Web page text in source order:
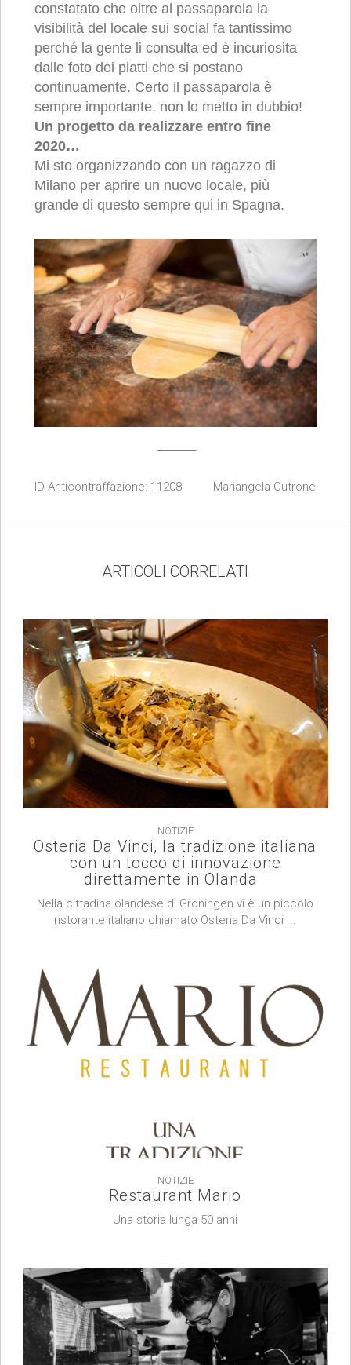
constatato che oltre al passaparola la
visibilità del locale sui social fa tantissimo
perché la gente li consulta ed è incuriosita
dalle foto dei piatti che si postano
continuamente. Certo il passaparola è
sempre importante, non lo metto in dubbio!
Un progetto da realizzare entro fine
2020…
Mi sto organizzando con un ragazzo di
Milano per aprire un nuovo locale, più
grande di questo sempre qui in Spagna.
ID Anticontraffazione: 11208 Mariangela Cutrone
ARTICOLI CORRELATI
NOTIZIE
Osteria Da Vinci, la tradizione italiana
con un tocco di innovazione
direttamente in Olanda
Nella cittadina olandese di Groningen vi è un piccolo
ristorante italiano chiamato Osteria Da Vinci ...
NOTIZIE
Restaurant Mario
Una storia lunga 50 anni